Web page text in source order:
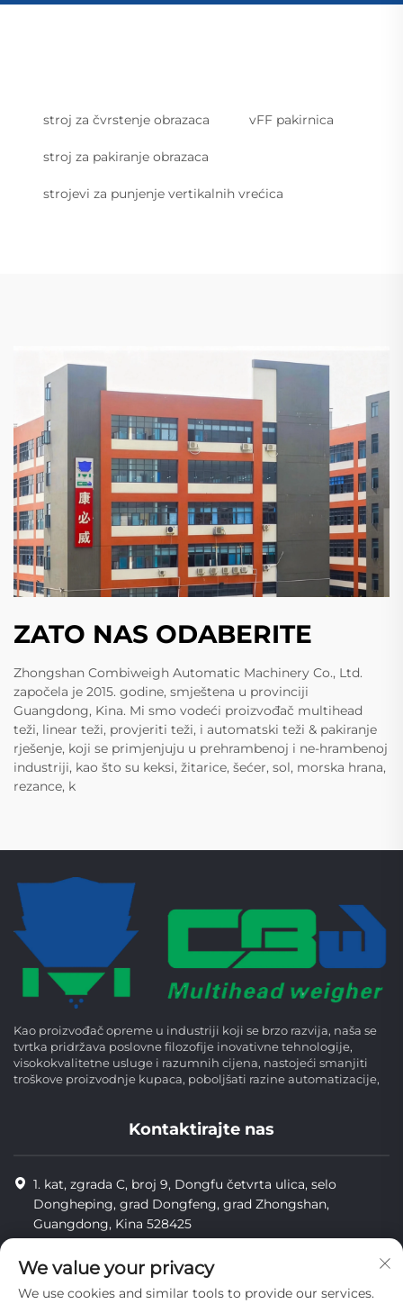
stroj za čvrstenje obrazaca vFF pakirnica
stroj za pakiranje obrazaca
strojevi za punjenje vertikalnih vrećica
ZATO NAS ODABERITE
Zhongshan Combiweigh Automatic Machinery Co., Ltd.
započela je 2015. godine, smještena u provinciji
Guangdong, Kina. Mi smo vodeći proizvođač multihead
teži, linear teži, provjeriti teži, i automatski teži & pakiranje
rješenje, koji se primjenjuju u prehrambenoj i ne-hrambenoj
industriji, kao što su keksi, žitarice, šećer, sol, morska hrana,
rezance, k
Kao proizvođač opreme u industriji koji se brzo razvija, naša se
tvrtka pridržava poslovne filozofije inovativne tehnologije,
visokokvalitetne usluge i razumnih cijena, nastojeći smanjiti
troškove proizvodnje kupaca, poboljšati razine automatizacije,
Kontaktirajte nas
1. kat, zgrada C, broj 9, Dongfu četvrta ulica, selo
Dongheping, grad Dongfeng, grad Zhongshan,
Guangdong, Kina 528425
[email protected]
We value your privacy
We use cookies and similar tools to provide our services.